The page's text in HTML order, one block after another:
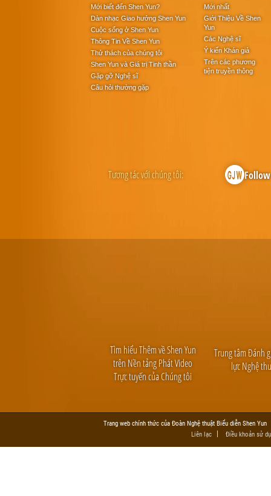
Mới biết đến Shen Yun?
Dàn nhạc Giao hưởng Shen Yun
Cuộc sống ở Shen Yun
Thông Tin Về Shen Yun
Thử thách của chúng tôi
Shen Yun và Giá trị Tinh thần
Gặp gỡ Nghệ sĩ
Câu hỏi thường gặp
Mới nhất
Giới Thiệu Về Shen
Yun
Các Nghệ sĩ
Ý kiến Khán giả
Trên các phương
tiện truyền thông
Tương tác với chúng tôi:
Tìm hiểu Thêm về Shen Yun
trên Nền tảng Phát Video
Trực tuyến của Chúng tôi
Trung tâm Đánh
lực Nghệ
Trang web chính thức của Đoàn Nghệ thuật Biểu diễn Shen Yun
Liên lạc
Điều khoản sử